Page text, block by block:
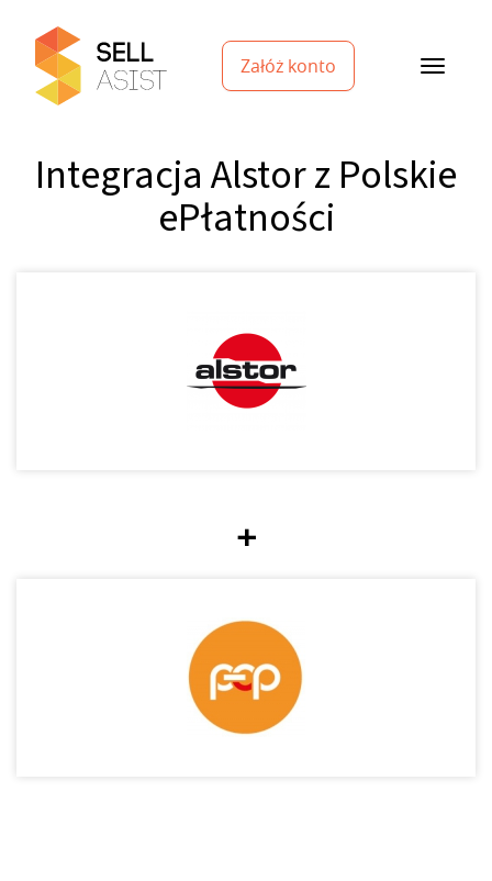
Załóż konto
Integracja Alstor z Polskie
ePłatności
+